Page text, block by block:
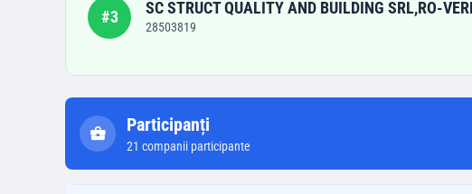
#3 SC STRUCT QUALITY AND BUILDING SRL,RO-
28503819
Participanți
21 companii participante